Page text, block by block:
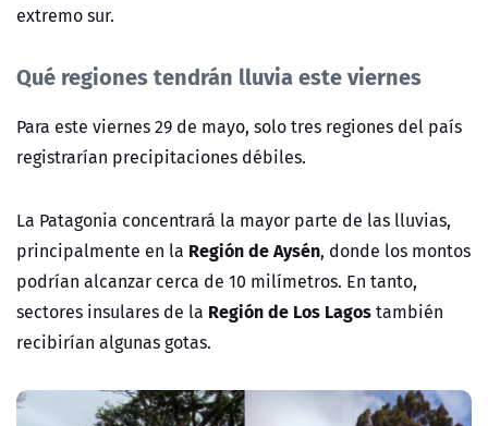
extremo sur.
Qué regiones tendrán lluvia este viernes
Para este viernes 29 de mayo, solo tres regiones del país
registrarían precipitaciones débiles.
La Patagonia concentrará la mayor parte de las lluvias,
principalmente en la Región de Aysén, donde los montos
podrían alcanzar cerca de 10 milímetros. En tanto,
sectores insulares de la Región de Los Lagostambién
recibirían algunas gotas.